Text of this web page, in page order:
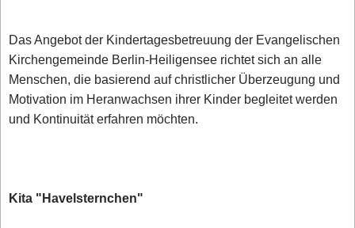
Das Angebot der Kindertagesbetreuung der Evangelischen
Kirchengemeinde Berlin-Heiligensee richtet sich an alle
Menschen, die basierend auf christlicher Überzeugung und
Motivation im Heranwachsen ihrer Kinder begleitet werden
und Kontinuität erfahren möchten.
Kita "Havelsternchen"